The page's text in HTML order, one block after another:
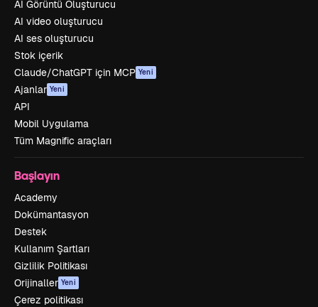
AI Görüntü Oluşturucu
AI video oluşturucu
AI ses oluşturucu
Stok içerik
Claude/ChatGPT için MCP Yeni
Ajanlar Yeni
API
Mobil Uygulama
Tüm Magnific araçları
Başlayın
Academy
Dokümantasyon
Destek
Kullanım Şartları
Gizlilik Politikası
Orijinaller Yeni
Çerez politikası